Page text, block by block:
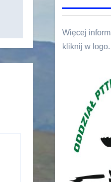
Więcej
kliknij w logo.